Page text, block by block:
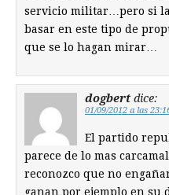
servicio militar…pero si la
basar en este tipo de
que se lo hagan mirar…
dogbert dice:
01/09/2012 a las
El partido
parece de lo mas
reconozco que no
ganan por ejemplo en su